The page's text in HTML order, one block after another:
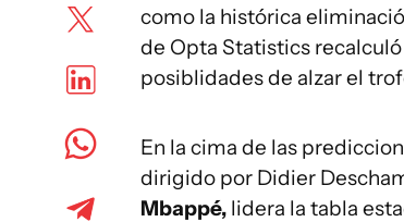
como la histórica
de Opta Statistics
posiblidades de alzar el
En la cima de las
dirigido por Didier
Mbappé, lidera la tabla